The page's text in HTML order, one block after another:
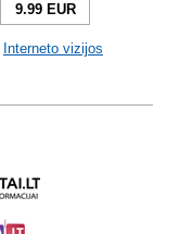
9.99 EUR
Interneto vizijos